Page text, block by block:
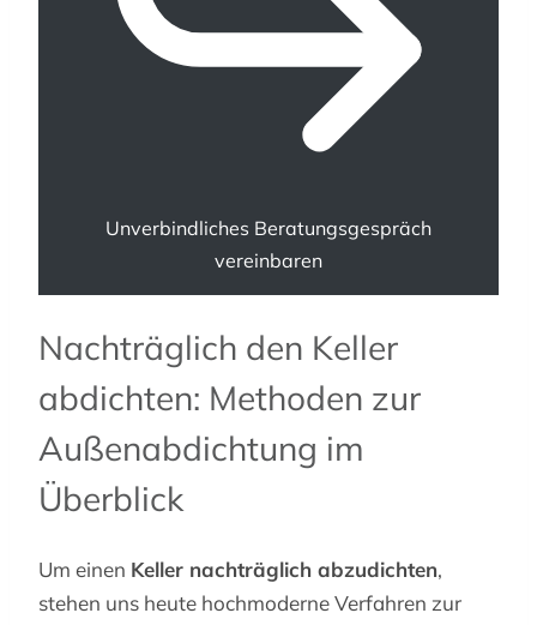
Unverbindliches Beratungsgespräch
vereinbaren
Nachträglich den Keller
abdichten: Methoden zur
Außenabdichtung im
Überblick
Um einen Keller nachträglich abzudichten,
stehen uns heute hochmoderne Verfahren zur